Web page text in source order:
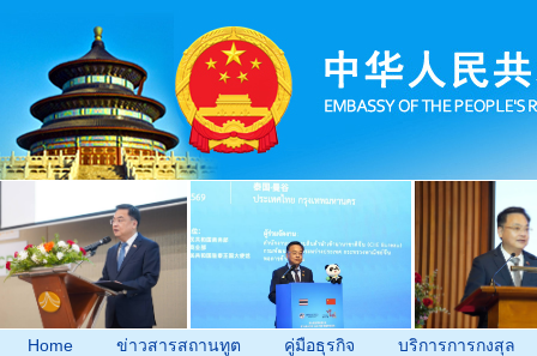
Home ข่าวสารสถานทูต คู่มือธุรกิจ
บริการการกงสุล